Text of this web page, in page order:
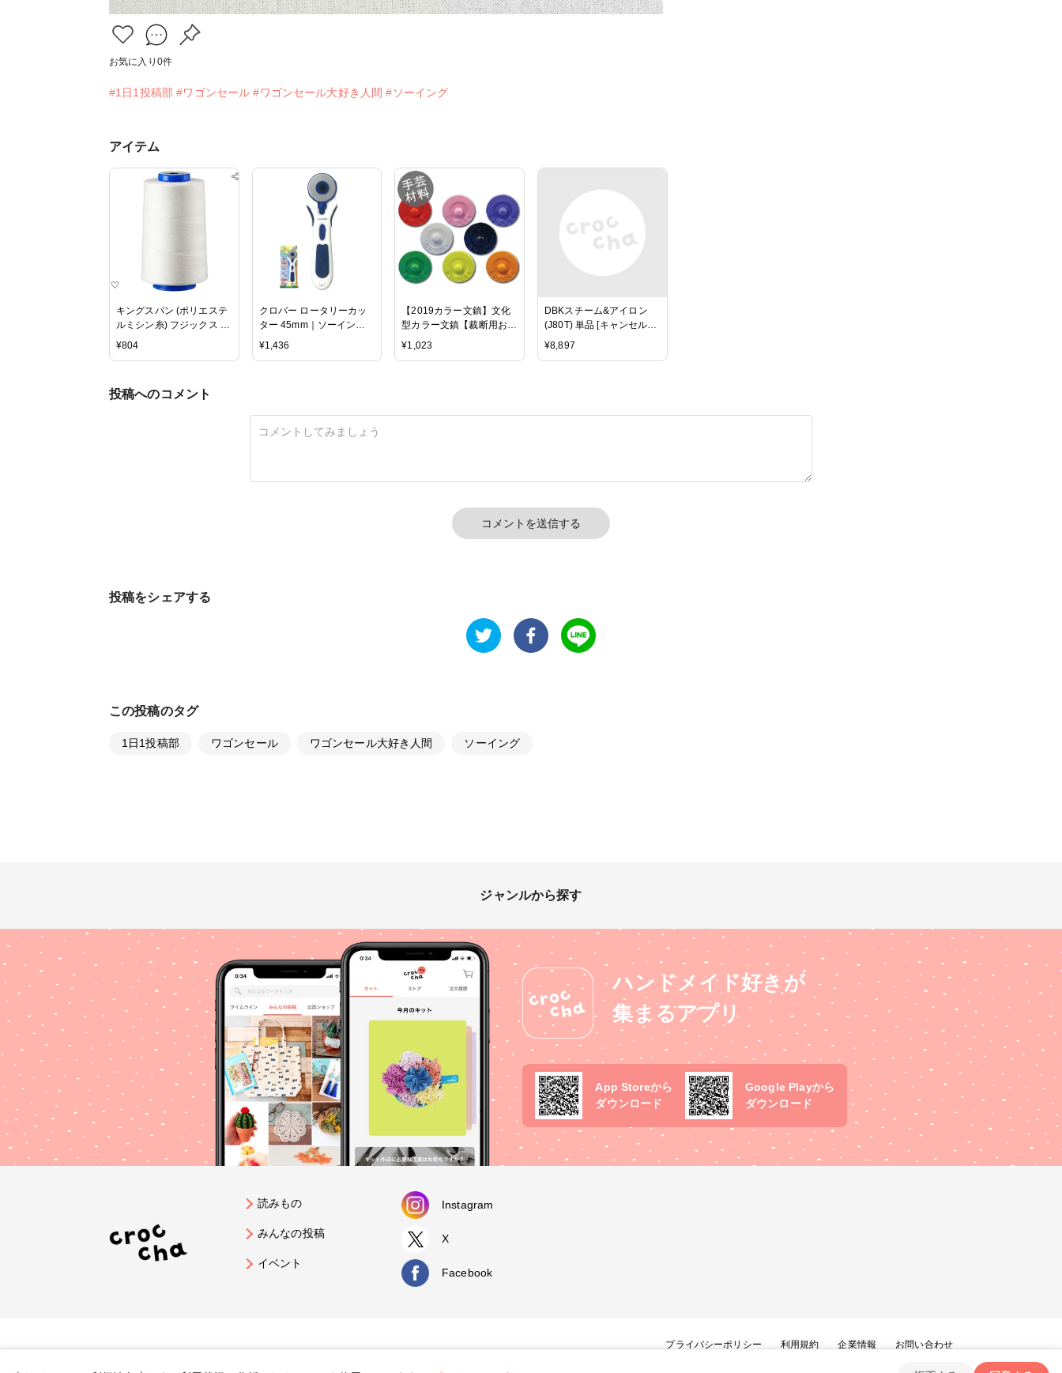
お気に入り 0件
#1日1投稿部 #ワゴンセール #ワゴンセール大好き人間 #ソーイング
アイテム
キングスパン (ポリエステ
ルミシン糸) フジックス 60
番手/3000m巻 COL.403生
¥804
クロバー ロータリーカッ
ター 45mm｜ソーイング
道具 Clover カッター 布
布用 替刃式 円形刃 45mm
¥1,436
【2019カラー文鎮】文化
型カラー文鎮【裁断用おも
り】
¥1,023
DBKスチーム&アイロン
(J80T) 単品 [キャンセル・
変更・返品不可]
¥8,897
投稿へのコメント
コメントを送信する
投稿をシェアする
この投稿のタグ
1日1投稿部 ワゴンセール ワゴンセール大好き人間 ソーイング
ジャンルから探す
ハンドメイド好きが
集まるアプリ
App Storeから
ダウンロード
Google Playから
ダウンロード
読みもの
みんなの投稿
イベント
Instagram
X
Facebook
プライバシーポリシー 利用規約 企業情報 お問い合わせ